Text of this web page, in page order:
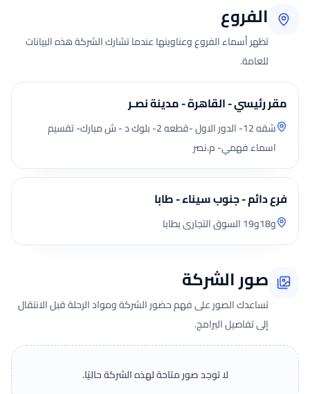
الفروع
تظهر أسماء الفروع وعناوينها عندما تشارك الشركة هذه البيانات
للعامة.
مقر رئيسي - القاهرة - مدينة نصـر
شقه 12- الدور الاول -قطعه 2- بلوك د - ش مبارك- تقسيم
اسماء فهمي- م.نصر
فرع دائم - جنوب سيناء - طابا
و18و19 السوق التجارى بطابا
صور الشركة
تساعدك الصور على فهم حضور الشركة ومواد الرحلة قبل الانتقال
إلى تفاصيل البرامج.
لا توجد صور متاحة لهذه الشركة حاليًا.